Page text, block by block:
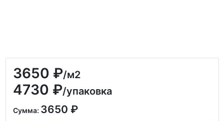
3650 ₽/м2
4730 ₽/упаковка
Сумма: 3650 ₽